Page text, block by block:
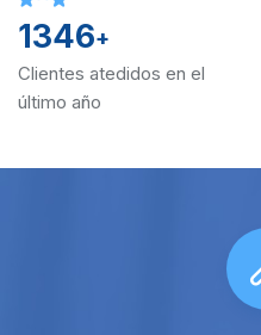
1346+
Clientes atedidos en el
último año